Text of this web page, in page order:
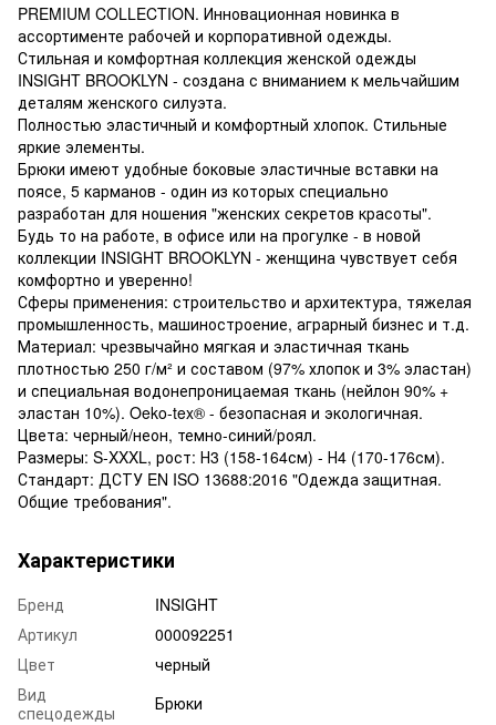
PREMIUM COLLECTION. Инновационная новинка в
ассортименте рабочей и корпоративной одежды.
Стильная и комфортная коллекция женской одежды
INSIGHT BROOKLYN - создана с вниманием к мельчайшим
деталям женского силуэта.
Полностью эластичный и комфортный хлопок. Стильные
яркие элементы.
Брюки имеют удобные боковые эластичные вставки на
поясе, 5 карманов - один из которых специально
разработан для ношения "женских секретов красоты".
Будь то на работе, в офисе или на прогулке - в новой
коллекции INSIGHT BROOKLYN - женщина чувствует себя
комфортно и уверенно!
Сферы применения: строительство и архитектура, тяжелая
промышленность, машиностроение, аграрный бизнес и т.д.
Материал: чрезвычайно мягкая и эластичная ткань
плотностью 250 г/м² и составом (97% хлопок и 3% эластан)
и специальная водонепроницаемая ткань (нейлон 90% +
эластан 10%). Oeko-tex® - безопасная и экологичная.
Цвета: черный/неон, темно-синий/роял.
Размеры: S-XXXL, рост: Н3 (158-164см) - Н4 (170-176см).
Стандарт: ДСТУ EN ISO 13688:2016 "Одежда защитная.
Общие требования".
Характеристики
Бренд
INSIGHT
Артикул
000092251
Цвет
черный
Вид
спецодежды
Брюки